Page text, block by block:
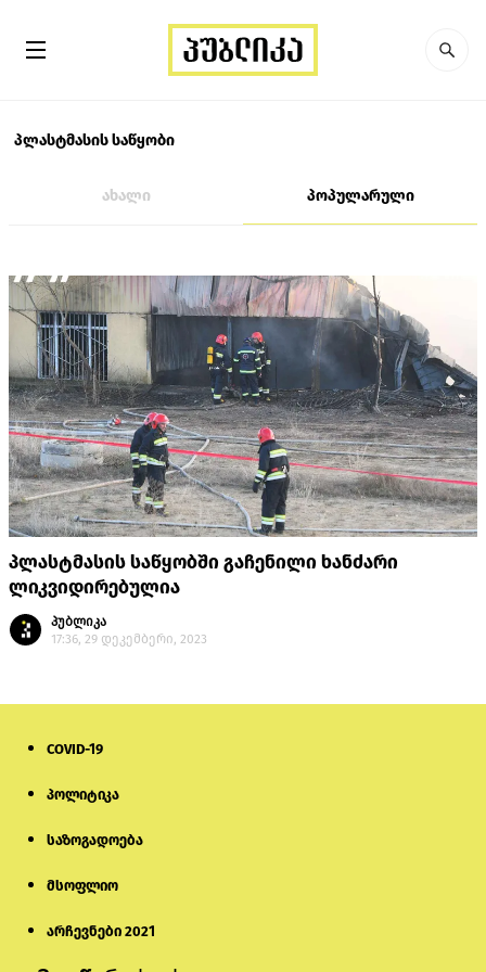
პლასტმასის საწყობი
ახალი პოპულარული
პლასტმასის საწყობში გაჩენილი ხანძარი
ლიკვიდირებულია
პუბლიკა
17:36, 29 დეკემბერი, 2023
COVID-19
პოლიტიკა
საზოგადოება
მსოფლიო
არჩევნები 2021